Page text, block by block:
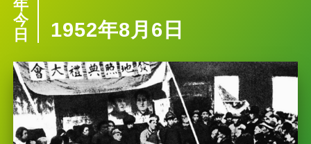
年
今
日
1952年8月6日